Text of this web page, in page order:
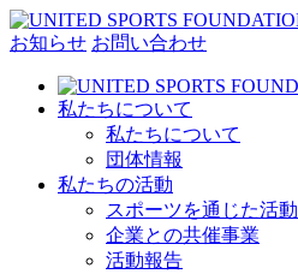
お知らせ お問い合わせ
私たちについて
私たちについて
団体情報
私たちの活動
スポーツを通じた活動
企業との共催事業
活動報告